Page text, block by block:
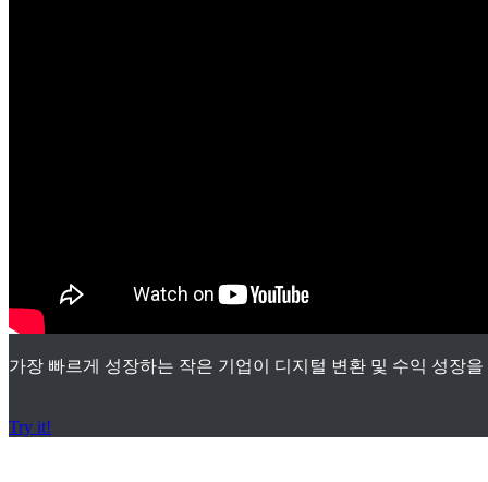
가장 빠르게 성장하는 작은 기업이 디지털 변환 및 수익 성장
Try it!